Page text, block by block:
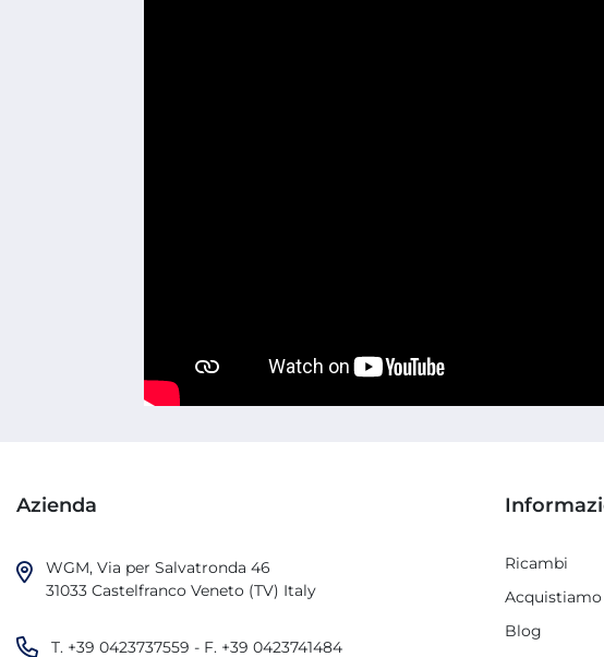
Azienda
WGM, Via per Salvatronda 46
31033 Castelfranco Veneto (TV) Italy
T. +39 0423737559 - F. +39 0423741484
Ricambi
Acquistiamo
Blog